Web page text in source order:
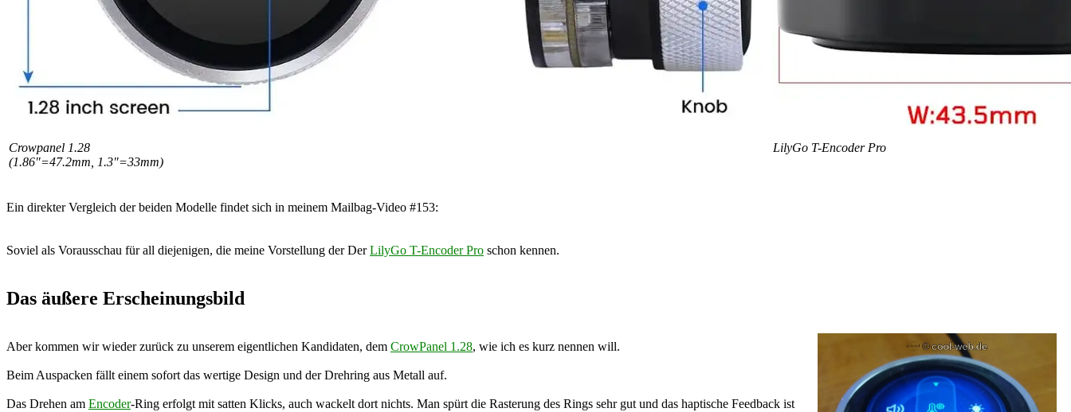
Crowpanel 1.28
(1.86"=47.2mm, 1.3"=33mm)
LilyGo T-Encoder Pro
Ein direkter Vergleich der beiden Modelle findet sich in meinem Mailbag-Video #153:
Soviel als Vorausschau für all diejenigen, die meine Vorstellung der DerLilyGo T-Encoder Pro schon kennen.
Das äußere Erscheinungsbild
Aber kommen wir wieder zurück zu unserem eigentlichen Kandidaten, dem CrowPanel 1.28, wie ich es kurz nennen will.
Beim Auspacken fällt einem sofort das wertige Design und der Drehring aus Metall auf.
Das Drehen am Encoder-Ring erfolgt mit satten Klicks, auch wackelt dort nichts. Man spürt die Rasterung des Rings sehr gut und das haptische Feedback ist